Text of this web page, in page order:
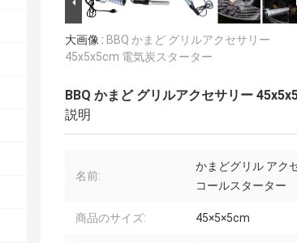
大画像 : BBQ かまど グリルアクセサリー
45x5x5cm 電気炭スターター
BBQ かまど グリルアクセサリー
説明
名前:
かまどグリル アク
コールスターター
商品のサイズ: 45×5×5cm